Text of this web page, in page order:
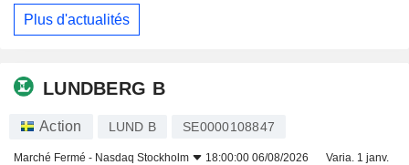
Plus d'actualités
LUNDBERG B
Action LUND B SE0000108847
Marché Fermé - Nasdaq Stockholm 18:00:00 06/08/2026 Varia. 1 janv.